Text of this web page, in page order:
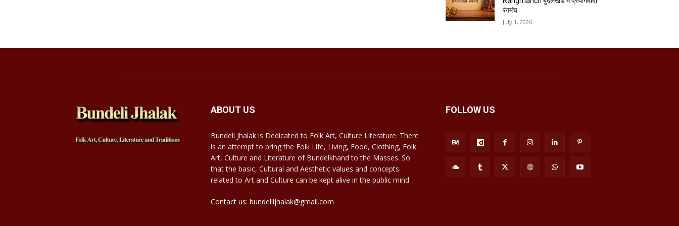
रंगमंच
July 1, 2026
ABOUT US
Bundeli Jhalak is Dedicated to Folk Art, Culture Literature. There
is an attempt to bring the Folk Life, Living, Food, Clothing, Folk
Art, Culture and Literature of Bundelkhand to the Masses. So
that the basic, Cultural and Aesthetic values and concepts
related to Art and Culture can be kept alive in the public mind.
Contact us: bundeliijhalak@gmail.com
FOLLOW US